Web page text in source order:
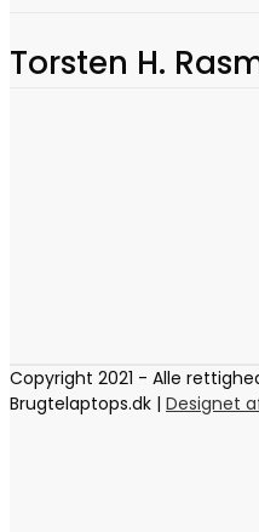
Torsten H.
Copyright 2021 - Alle
Brugtelaptops.dk | Designet